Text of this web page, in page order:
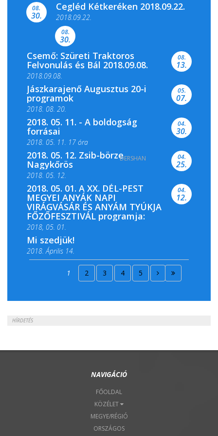
Színes és tartalmas programokkal várja a
Csemői Községi Könyvtár és...
08.
30.
Cegléd Kétkeréken 2018.09.22.
2018.09.22.
08.
30.
Csemő: Szüreti Traktoros
Felvonulás és Bál 2018.09.08.
2018.09.08.
08.
13.
Jászkarajenő Augusztus 20-i
programok
2018. 08. 20.
05.
07.
2018. 05. 11. - A boldogság
forrásai
2018. 05. 11. 17 óra
2018. 05. 11. 19 óra
04.
30.
2018. 05. 12. Zsib-börze
Nagykőrös
2018. 05. 12.
04.
25.
2018. 05. 01. A XX. DÉL-PEST
MEGYEI ANYÁK NAPI
VIRÁGVÁSÁR ÉS ANYÁM TYÚKJA
FŐZŐFESZTIVÁL programja:
2018, 05. 01.
04.
12.
Mi szedjük!
2018. Április 14.
2018. Április 15.
1 2 3 4 5
HÍRDETÉS
NAVIGÁCIÓ
FŐOLDAL
KÖZÉLET
MEGYE/RÉGIÓ
ORSZÁGOS
DERSHAN